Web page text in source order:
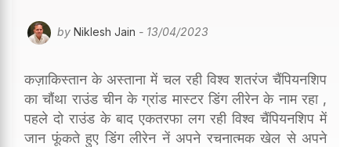
by Niklesh Jain - 13/04/2023
कज़ाकिस्तान के अस्ताना में चल रही विश्व शतरंज चैंपियनशिप
का चौंथा राउंड चीन के ग्रांड मास्टर डिंग लीरेन के नाम रहा ,
पहले दो राउंड के बाद एकतरफा लग रही विश्व चैंपियनशिप में
जान फूंकते हुए डिंग लीरेन नें अपने रचनात्मक खेल से अपने